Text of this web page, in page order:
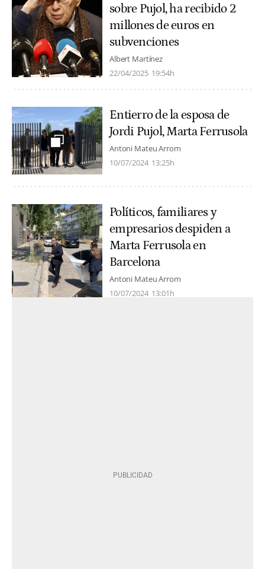
sobre Pujol, ha recibido 2
millones de euros en
subvenciones
Albert Martínez
22/04/2025 19:54h
Entierro de la esposa de
Jordi Pujol, Marta Ferrusola
Antoni Mateu Arrom
10/07/2024 13:25h
Políticos, familiares y
empresarios despiden a
Marta Ferrusola en
Barcelona
Antoni Mateu Arrom
10/07/2024 13:01h